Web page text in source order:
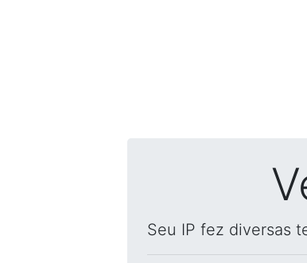
Seu IP fez diversas